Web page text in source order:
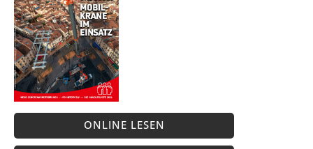
ONLINE LESEN